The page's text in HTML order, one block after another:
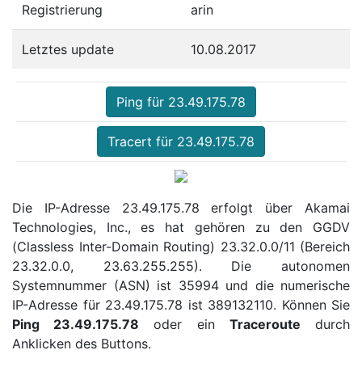
Registrierung arin
Letztes update 10.08.2017
Ping für 23.49.175.78
Tracert für 23.49.175.78
Die IP-Adresse 23.49.175.78 erfolgt über Akamai
Technologies, Inc., es hat gehören zu den GGDV
(Classless Inter-Domain Routing) 23.32.0.0/11 (Bereich
23.32.0.0, 23.63.255.255). Die autonomen
Systemnummer (ASN) ist 35994 und die numerische
IP-Adresse für 23.49.175.78 ist 389132110. Können Sie
Ping 23.49.175.78 oder ein Traceroute durch
Anklicken des Buttons.